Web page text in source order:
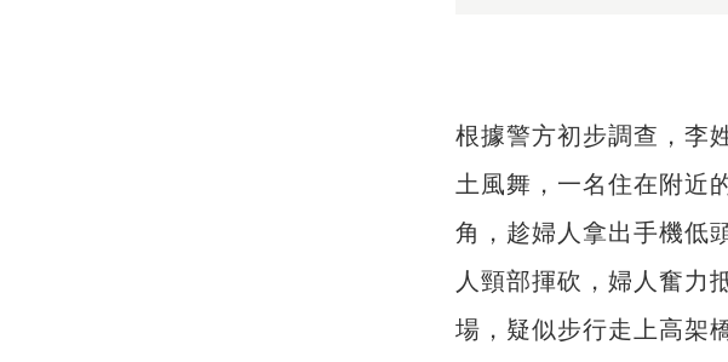
根據警方初步調查，李
土風舞，一名住在附近
角，趁婦人拿出手機低
人頸部揮砍，婦人奮力
場，疑似步行走上高架